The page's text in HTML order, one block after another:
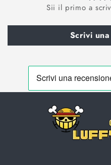
Sii il primo a
Scrivi